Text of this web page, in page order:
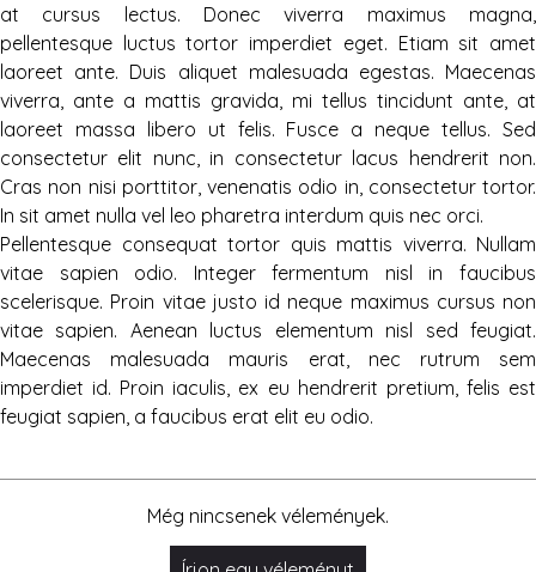
at cursus lectus. Donec viverra maximus magna,
pellentesque luctus tortor imperdiet eget. Etiam sit amet
laoreet ante. Duis aliquet malesuada egestas. Maecenas
viverra, ante a mattis gravida, mi tellus tincidunt ante, at
laoreet massa libero ut felis. Fusce a neque tellus. Sed
consectetur elit nunc, in consectetur lacus hendrerit non.
Cras non nisi porttitor, venenatis odio in, consectetur tortor.
In sit amet nulla vel leo pharetra interdum quis nec orci.
Pellentesque consequat tortor quis mattis viverra. Nullam
vitae sapien odio. Integer fermentum nisl in faucibus
scelerisque. Proin vitae justo id neque maximus cursus non
vitae sapien. Aenean luctus elementum nisl sed feugiat.
Maecenas malesuada mauris erat, nec rutrum sem
imperdiet id. Proin iaculis, ex eu hendrerit pretium, felis est
feugiat sapien, a faucibus erat elit eu odio.
Még nincsenek vélemények.